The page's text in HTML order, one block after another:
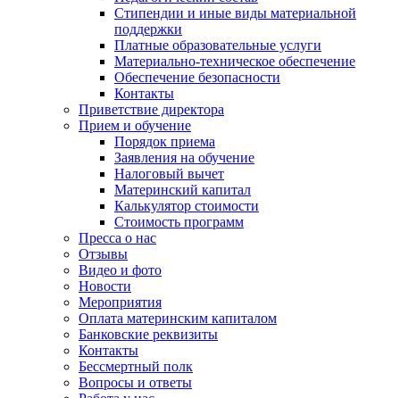
Стипендии и иные виды материальной
поддержки
Платные образовательные услуги
Материально-техническое обеспечение
Обеспечение безопасности
Контакты
Приветствие директора
Прием и обучение
Порядок приема
Заявления на обучение
Налоговый вычет
Материнский капитал
Калькулятор стоимости
Стоимость программ
Пресса о нас
Отзывы
Видео и фото
Новости
Мероприятия
Оплата материнским капиталом
Банковские реквизиты
Контакты
Бессмертный полк
Вопросы и ответы